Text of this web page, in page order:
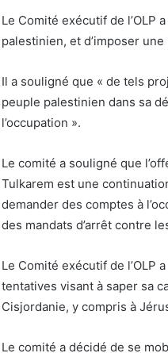
Le Comité exécutif de l’OLP
palestinien, et d’imposer
Il a souligné que « de tels
peuple palestinien dans sa
l’occupation ».
Le comité a souligné que
Tulkarem est une
demander des comptes à
des mandats d’arrêt contre
Le Comité exécutif de l’OLP
tentatives visant à saper sa
Cisjordanie, y compris à
Le comité a décidé de se